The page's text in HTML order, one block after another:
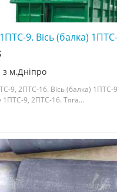
9. Вісь (балка)
з м.Дніпро
9, 2ПТС-16. Вісь (балка) 1ПТС-
1ПТС-9, 2ПТС-16. Тяга...